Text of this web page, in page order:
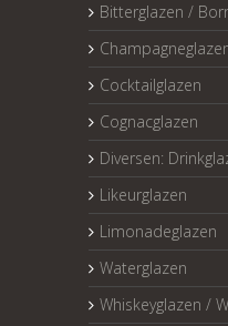
Bitterglazen /
Cocktailglazen
Cognacglazen
Diversen:
Likeurglazen
Limonadeglazen
Waterglazen
Whiskeyglazen /